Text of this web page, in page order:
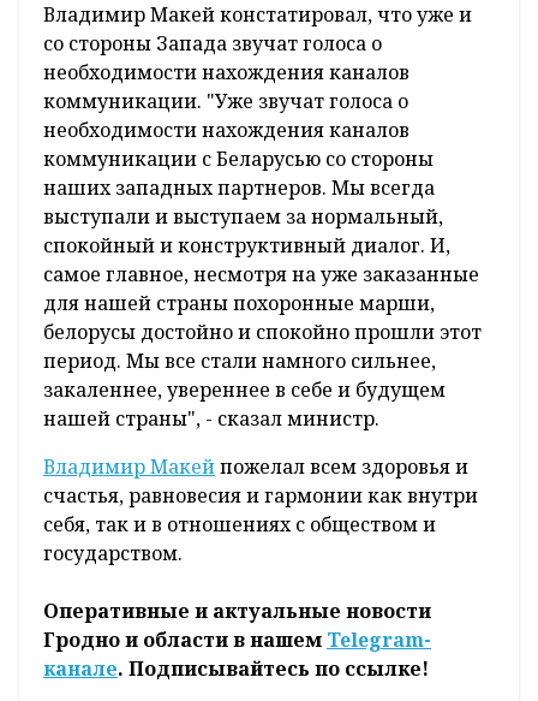
Владимир Макей констатировал, что уже и
со стороны Запада звучат голоса о
необходимости нахождения каналов
коммуникации. "Уже звучат голоса о
необходимости нахождения каналов
коммуникации с Беларусью со стороны
наших западных партнеров. Мы всегда
выступали и выступаем за нормальный,
спокойный и конструктивный диалог. И,
самое главное, несмотря на уже заказанные
для нашей страны похоронные марши,
белорусы достойно и спокойно прошли этот
период. Мы все стали намного сильнее,
закаленнее, увереннее в себе и будущем
нашей страны", - сказал министр.
Владимир Макейпожелал всем здоровья и
счастья, равновесия и гармонии как внутри
себя, так и в отношениях с обществом и
государством.
Оперативные и актуальные новости
Гродно и области в нашем Telegram-
канале. Подписывайтесь по ссылке!